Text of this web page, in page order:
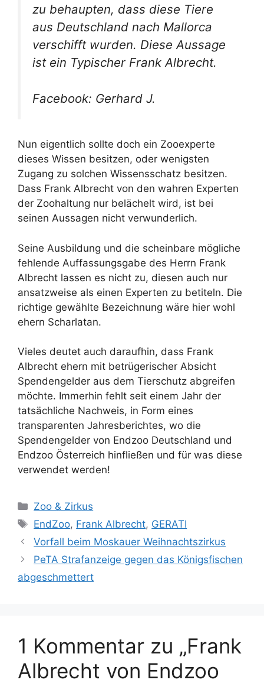
zu behaupten, dass diese Tiere
aus Deutschland nach Mallorca
verschifft wurden. Diese Aussage
ist ein Typischer Frank Albrecht.
Facebook: Gerhard J.
Nun eigentlich sollte doch ein Zooexperte
dieses Wissen besitzen, oder wenigsten
Zugang zu solchen Wissensschatz besitzen.
Dass Frank Albrecht von den wahren Experten
der Zoohaltung nur belächelt wird, ist bei
seinen Aussagen nicht verwunderlich.
Seine Ausbildung und die scheinbare mögliche
fehlende Auffassungsgabe des Herrn Frank
Albrecht lassen es nicht zu, diesen auch nur
ansatzweise als einen Experten zu betiteln. Die
richtige gewählte Bezeichnung wäre hier wohl
ehern Scharlatan.
Vieles deutet auch daraufhin, dass Frank
Albrecht ehern mit betrügerischer Absicht
Spendengelder aus dem Tierschutz abgreifen
möchte. Immerhin fehlt seit einem Jahr der
tatsächliche Nachweis, in Form eines
transparenten Jahresberichtes, wo die
Spendengelder von Endzoo Deutschland und
Endzoo Österreich hinfließen und für was diese
verwendet werden!
K
a
e
g
o
n
Zoo & Zirkus
S
c
l
a
r
t
EndZoo, Frank Albrecht, GERATI
Vorfall beim Moskauer Weihnachtszirkus
PeTA Strafanzeige gegen das Königsfischen
abgeschmettert
1 Kommentar zu „Frank
Albrecht von Endzoo